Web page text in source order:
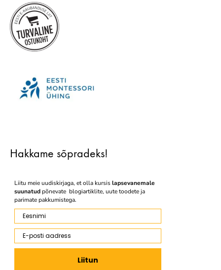
Hakkame sõpradeks!
Liitu meie uudiskirjaga, et olla kursislapsevanemale
suunatudpõnevate blogiartiklite, uute toodete ja
parimate pakkumistega.
Eesnimi
E-posti aadress
Liitun